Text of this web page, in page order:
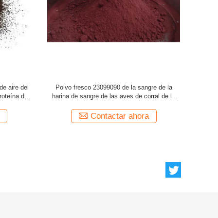
Brown
la fuente
Harina de sangre del pollo de la proteína cruda
el 90% para las aves de corral 23099090
Contactar ahora